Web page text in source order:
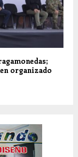
organizado